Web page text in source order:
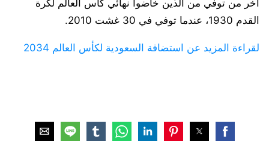
آخر من توفي من الذين خاضوا نهائي كأس العالم لكرة
القدم 1930، عندما توفي في 30 غشت 2010.
لقراءة المزيد عن استضافة السعودية لكأس العالم 2034